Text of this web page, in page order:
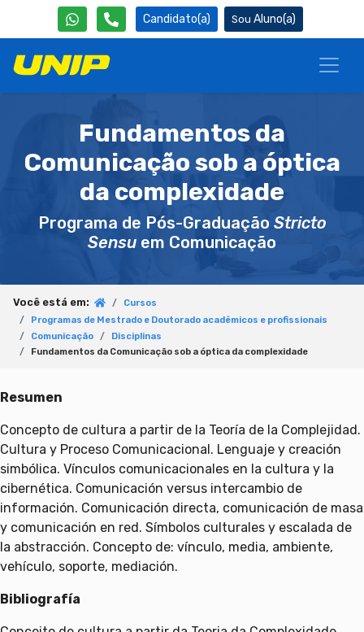
Candidato(a) Aluno(a)
Fundamentos da
Comunicação sob a óptica
da complexidade
Programa de Pós-Graduação Stricto
Sensu em Comunicação
Você está em:
Cursos
Programas de Mestrado e Doutorado acadêmicos e profissionais
Comunicação
Disciplinas
Fundamentos da Comunicação sob a óptica da complexidade
Resumen
Concepto de cultura a partir de la Teoría de la Complejidad.
Cultura y Proceso Comunicacional. Lenguaje y creación
simbólica. Vínculos comunicacionales en la cultura y la
cibernética. Comunicación versus intercambio de
información. Comunicación directa, comunicación de masa
y comunicación en red. Símbolos culturales y escalada de
la abstracción. Concepto de: vínculo, media, ambiente,
vehículo, soporte, mediación.
Bibliografía